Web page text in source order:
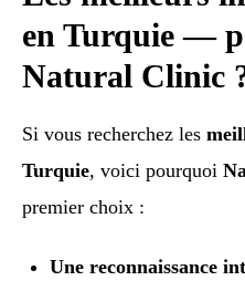
en Turquie —
Natural Clinic
Si vous recherchez les
Turquie, voici pourquoi
premier choix :
Une reconnaissance